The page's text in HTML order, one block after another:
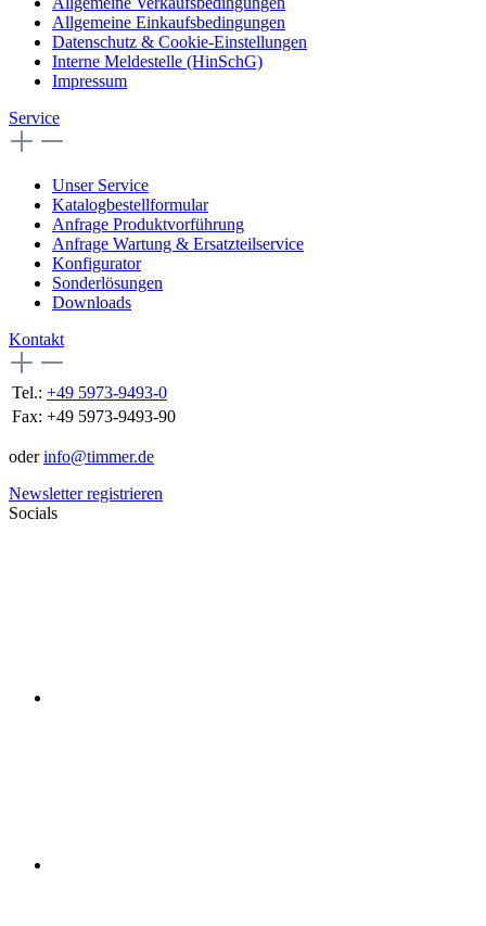
Allgemeine Einkaufsbedingungen
Datenschutz & Cookie-Einstellungen
Interne Meldestelle (HinSchG)
Impressum
Service
Unser Service
Katalogbestellformular
Anfrage Produktvorführung
Anfrage Wartung & Ersatzteilservice
Konfigurator
Sonderlösungen
Downloads
Kontakt
Tel.: +49 5973-9493-0
Fax: +49 5973-9493-90
oderinfo@timmer.de
Newsletter registrieren
Socials